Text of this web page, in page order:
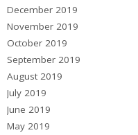
December 2019
November 2019
October 2019
September 2019
August 2019
July 2019
June 2019
May 2019